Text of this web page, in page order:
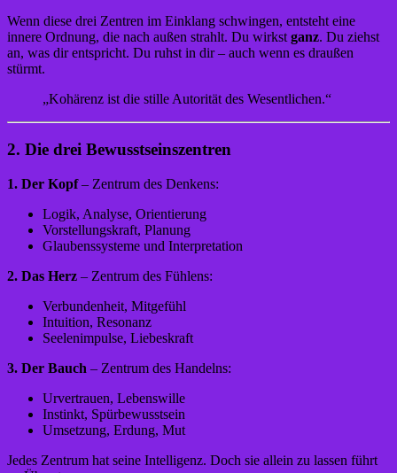
Wenn diese drei Zentren im Einklang schwingen, entsteht eine
innere Ordnung, die nach außen strahlt. Du wirkst ganz. Du ziehst
an, was dir entspricht. Du ruhst in dir – auch wenn es draußen
stürmt.
„Kohärenz ist die stille Autorität des Wesentlichen.“
2. Die drei Bewusstseinszentren
1. Der Kopf– Zentrum des Denkens:
Logik, Analyse, Orientierung
Vorstellungskraft, Planung
Glaubenssysteme und Interpretation
2. Das Herz – Zentrum des Fühlens:
Verbundenheit, Mitgefühl
Intuition, Resonanz
Seelenimpulse, Liebeskraft
3. Der Bauch – Zentrum des Handelns:
Urvertrauen, Lebenswille
Instinkt, Spürbewusstsein
Umsetzung, Erdung, Mut
Jedes Zentrum hat seine Intelligenz. Doch sie allein zu lassen führt